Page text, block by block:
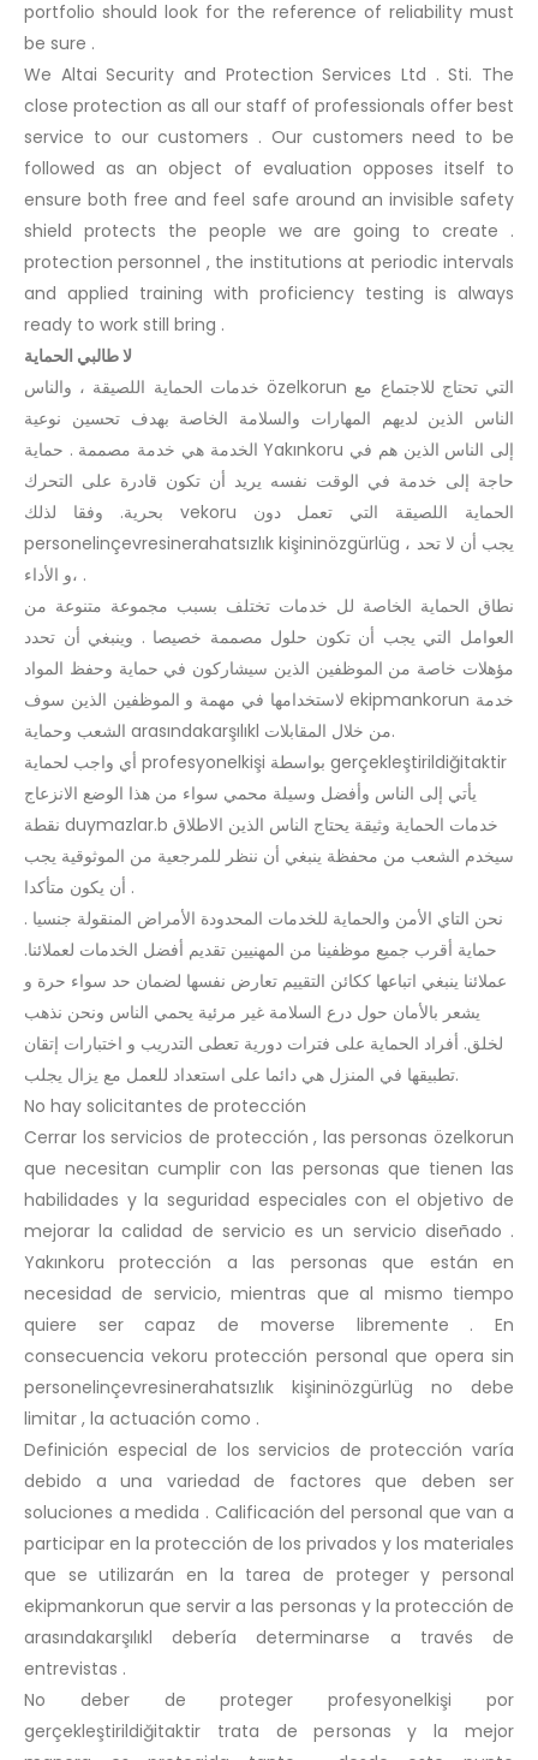
portfolio should look for the reference of reliability must
be sure .
We Altai Security and Protection Services Ltd . Sti. The
close protection as all our staff of professionals offer best
service to our customers . Our customers need to be
followed as an object of evaluation opposes itself to
ensure both free and feel safe around an invisible safety
shield protects the people we are going to create .
protection personnel , the institutions at periodic intervals
and applied training with proficiency testing is always
ready to work still bring .
لا طالبي الحماية
خدمات الحماية اللصيقة ، والناس özelkorun التي تحتاج للاجتماع مع
الناس الذين لديهم المهارات والسلامة الخاصة بهدف تحسين نوعية
الخدمة هي خدمة مصممة . حماية Yakınkoru إلى الناس الذين هم في
حاجة إلى خدمة في الوقت نفسه يريد أن تكون قادرة على التحرك
بحرية. وفقا لذلك vekoru الحماية اللصيقة التي تعمل دون
personelinçevresinerahatsızlık kişininözgürlüg يجب أن لا تحد ،
و الأداء، .
نطاق الحماية الخاصة لل خدمات تختلف بسبب مجموعة متنوعة من
العوامل التي يجب أن تكون حلول مصممة خصيصا . وينبغي أن تحدد
مؤهلات خاصة من الموظفين الذين سيشاركون في حماية وحفظ المواد
لاستخدامها في مهمة و الموظفين الذين سوف ekipmankorun خدمة
الشعب وحماية arasındakarşılıkl من خلال المقابلات.
أي واجب لحماية profesyonelkişi بواسطة gerçekleştirildiğitaktir
يأتي إلى الناس وأفضل وسيلة محمي سواء من هذا الوضع الانزعاج
نقطة duymazlar.b خدمات الحماية وثيقة يحتاج الناس الذين الاطلاق
سيخدم الشعب من محفظة ينبغي أن ننظر للمرجعية من الموثوقية يجب
أن يكون متأكدا .
نحن التاي الأمن والحماية للخدمات المحدودة الأمراض المنقولة جنسيا .
حماية أقرب جميع موظفينا من المهنيين تقديم أفضل الخدمات لعملائنا.
عملائنا ينبغي اتباعها ككائن التقييم تعارض نفسها لضمان حد سواء حرة و
يشعر بالأمان حول درع السلامة غير مرئية يحمي الناس ونحن نذهب
لخلق. أفراد الحماية على فترات دورية تعطى التدريب و اختبارات إتقان
تطبيقها في المنزل هي دائما على استعداد للعمل مع يزال يجلب.
No hay solicitantes de protección
Cerrar los servicios de protección , las personas özelkorun
que necesitan cumplir con las personas que tienen las
habilidades y la seguridad especiales con el objetivo de
mejorar la calidad de servicio es un servicio diseñado .
Yakınkoru protección a las personas que están en
necesidad de servicio, mientras que al mismo tiempo
quiere ser capaz de moverse libremente . En
consecuencia vekoru protección personal que opera sin
personelinçevresinerahatsızlık kişininözgürlüg no debe
limitar , la actuación como .
Definición especial de los servicios de protección varía
debido a una variedad de factores que deben ser
soluciones a medida . Calificación del personal que van a
participar en la protección de los privados y los materiales
que se utilizarán en la tarea de proteger y personal
ekipmankorun que servir a las personas y la protección de
arasındakarşılıkl debería determinarse a través de
entrevistas .
No deber de proteger profesyonelkişi por
gerçekleştirildiğitaktir trata de personas y la mejor